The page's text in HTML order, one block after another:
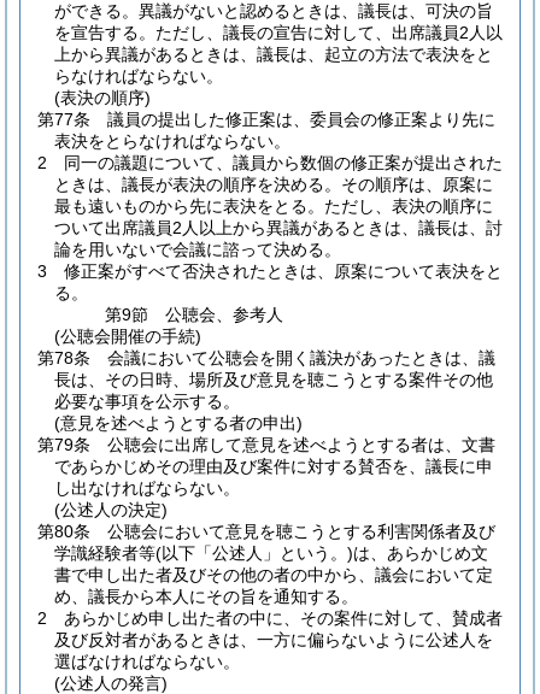
ができる。 異議がないと認めるときは、議長は、可決の旨
を宣告する。 ただし、議長の宣告に対して、出席議員2人以
上から異議があるときは、議長は、起立の方法で表決をと
らなければならない。
(表決の順序)
第77条
議員の提出した修正案は、委員会の修正案より先に
表決をとらなければならない。
2
同一の議題について、議員から数個の修正案が提出された
ときは、議長が表決の順序を決める。 その順序は、原案に
最も遠いものから先に表決をとる。 ただし、表決の順序に
ついて出席議員2人以上から異議があるときは、議長は、討
論を用いないで会議に諮って決める。
3
修正案がすべて否決されたときは、原案について表決をと
る。
第9節
公聴会、参考人
(公聴会開催の手続)
第78条
会議において公聴会を開く議決があったときは、議
長は、その日時、場所及び意見を聴こうとする案件その他
必要な事項を公示する。
(意見を述べようとする者の申出)
第79条
公聴会に出席して意見を述べようとする者は、文書
であらかじめその理由及び案件に対する賛否を、議長に申
し出なければならない。
(公述人の決定)
第80条
公聴会において意見を聴こうとする利害関係者及び
学識経験者等(以下「公述人」という。)は、あらかじめ文
書で申し出た者及びその他の者の中から、議会において定
め、議長から本人にその旨を通知する。
2
あらかじめ申し出た者の中に、その案件に対して、賛成者
及び反対者があるときは、一方に偏らないように公述人を
選ばなければならない。
(公述人の発言)